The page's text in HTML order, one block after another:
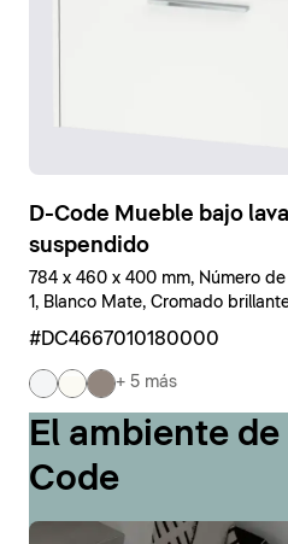
D-Code Mueble bajo
suspendido
784 x 460 x 400 mm, Número
1, Blanco Mate, Cromado
#DC4667010180000
+ 5 más
El ambiente
Code